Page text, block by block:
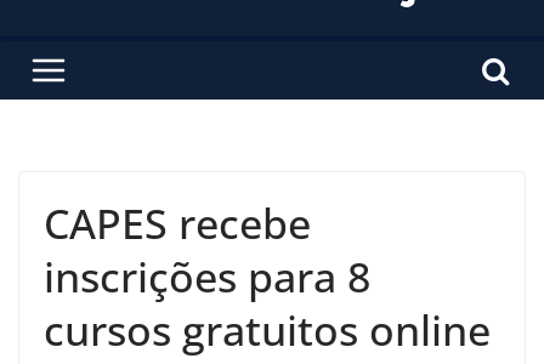
CAPES recebe
inscrições para 8
cursos gratuitos online